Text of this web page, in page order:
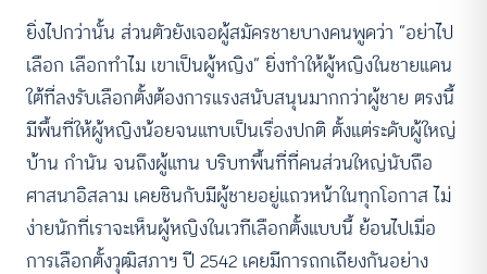
ยิ่งไปกว่านั้น ส่วนตัวยังเจอผู้สมัครชายบางคนพูดว่า “อย่าไป
เลือก เลือกทำไม เขาเป็นผู้หญิง” ยิ่งทำให้ผู้หญิงในชายแดน
ใต้ที่ลงรับเลือกตั้งต้องการแรงสนับสนุนมากกว่าผู้ชาย ตรงนี้
มีพื้นที่ให้ผู้หญิงน้อยจนแทบเป็นเรื่องปกติ ตั้งแต่ระดับผู้ใหญ่
บ้าน กำนัน จนถึงผู้แทน บริบทพื้นที่ที่คนส่วนใหญ่นับถือ
ศาสนาอิสลาม เคยชินกับมีผู้ชายอยู่แถวหน้าในทุกโอกาส ไม่
ง่ายนักที่เราจะเห็นผู้หญิงในเวทีเลือกตั้งแบบนี้ ย้อนไปเมื่อ
การเลือกตั้งวุฒิสภาฯ ปี 2542 เคยมีการถกเถียงกันอย่าง